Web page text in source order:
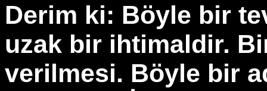
Derim ki: Böyle bir
uzak bir ihtimaldir.
verilmesi. Böyle bir